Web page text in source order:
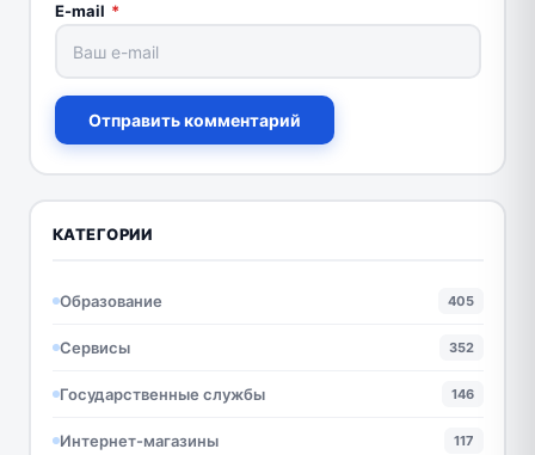
E-mail *
Отправить комментарий
КАТЕГОРИИ
Образование 405
Сервисы 352
Государственные службы 146
Интернет-магазины 117